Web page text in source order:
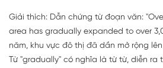
Giải thích: Dẫn chứng từ đoạn văn:
area has gradually expanded to over
năm, khu vực đô thị đã dần mở rộng
Từ "gradually" có nghĩa là từ từ, diễn ra